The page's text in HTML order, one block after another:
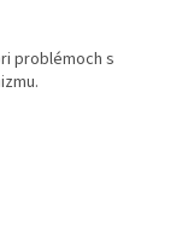
problémoch s